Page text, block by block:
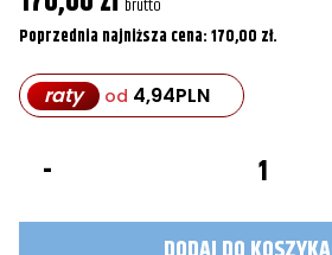
brutto
Poprzednia najniższa cena:170,00 zł.
raty od 4,94PLN
5100